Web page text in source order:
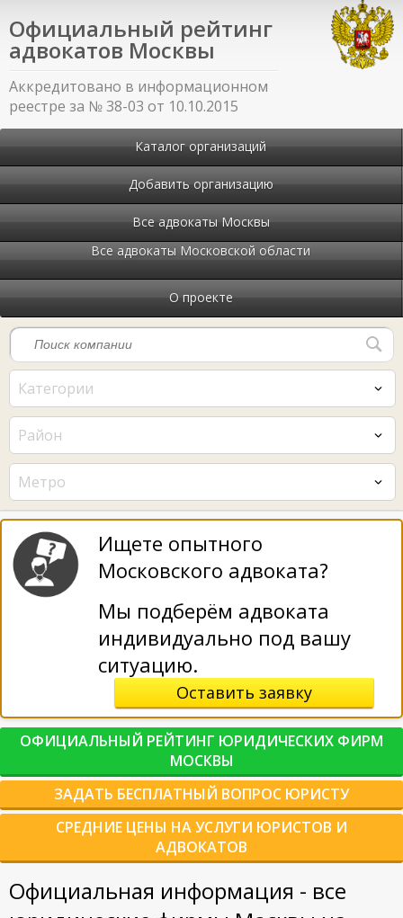
Официальный рейтинг
адвокатов Москвы
Аккредитовано в информационном
реестре за № 38-03 от 10.10.2015
Каталог организаций
Добавить организацию
Все адвокаты Москвы
Все адвокаты Московской области
О проекте
Категории
Район
Метро
Ищете опытного
Московского адвоката?
Мы подберём адвоката
индивидуально под вашу
ситуацию.
Оставить заявку
ОФИЦИАЛЬНЫЙ РЕЙТИНГ ЮРИДИЧЕСКИХ ФИРМ
МОСКВЫ
ЗАДАТЬ БЕСПЛАТНЫЙ ВОПРОС ЮРИСТУ
СРЕДНИЕ ЦЕНЫ НА УСЛУГИ ЮРИСТОВ И
АДВОКАТОВ
Официальная информация - все